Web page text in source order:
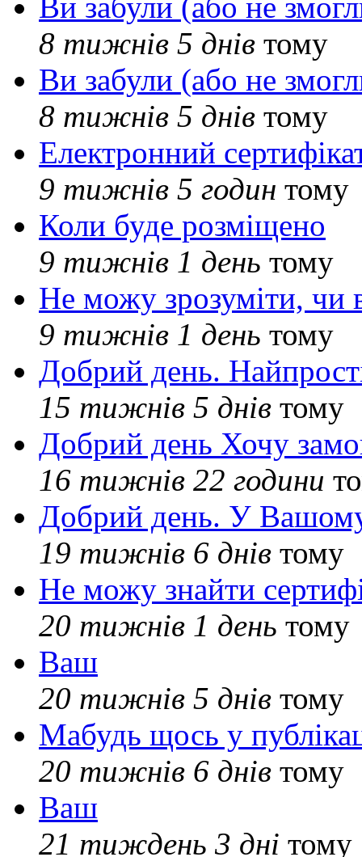
8 тижнів 5 днів тому
Ви забули (або не
8 тижнів 5 днів тому
Електронний
9 тижнів 5 годин тому
Коли буде розміщено
9 тижнів 1 день тому
Не можу зрозуміти, чи
9 тижнів 1 день тому
Добрий день.
15 тижнів 5 днів тому
Добрий день Хочу
16 тижнів 22 години
Добрий день. У Вашому
19 тижнів 6 днів тому
Не можу знайти
20 тижнів 1 день тому
Ваш
20 тижнів 5 днів тому
Мабудь щось у
20 тижнів 6 днів тому
Ваш
21 тиждень 3 дні тому